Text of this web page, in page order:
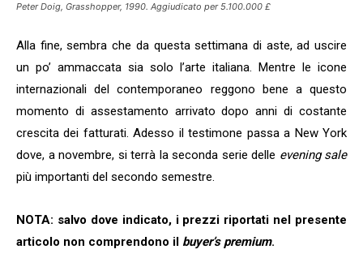
Peter Doig, Grasshopper, 1990. Aggiudicato per 5.100.000 £
Alla fine, sembra che da questa settimana di aste, ad uscire
un po’ ammaccata sia solo l’arte italiana. Mentre le icone
internazionali del contemporaneo reggono bene a questo
momento di assestamento arrivato dopo anni di costante
crescita dei fatturati. Adesso il testimone passa a New York
dove, a novembre, si terrà la seconda serie delle evening sale
più importanti del secondo semestre.
NOTA: salvo dove indicato, i prezzi riportati nel presente
articolo non comprendono il buyer’s premium.